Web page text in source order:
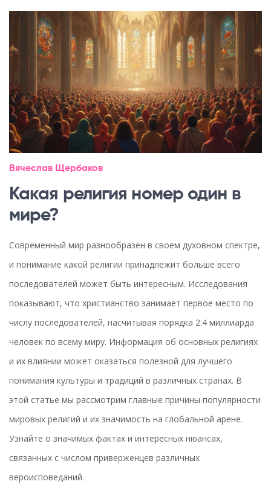
Вячеслав Щербаков
Какая религия номер один в
мире?
Современный мир разнообразен в своем духовном спектре,
и понимание какой религии принадлежит больше всего
последователей может быть интересным. Исследования
показывают, что христианство занимает первое место по
числу последователей, насчитывая порядка 2.4 миллиарда
человек по всему миру. Информация об основных религиях
и их влиянии может оказаться полезной для лучшего
понимания культуры и традиций в различных странах. В
этой статье мы рассмотрим главные причины популярности
мировых религий и их значимость на глобальной арене.
Узнайте о значимых фактах и интересных нюансах,
связанных с числом приверженцев различных
вероисповеданий.